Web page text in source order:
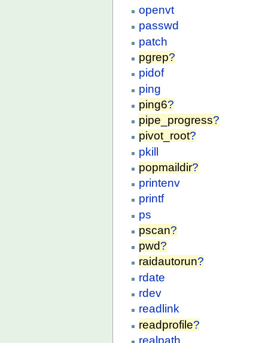
openvt
passwd
patch
pgrep?
pidof
ping
ping6?
pipe_progress?
pivot_root?
pkill
popmaildir?
printenv
printf
ps
pscan?
pwd?
raidautorun?
rdate
rdev
readlink
readprofile?
realpath